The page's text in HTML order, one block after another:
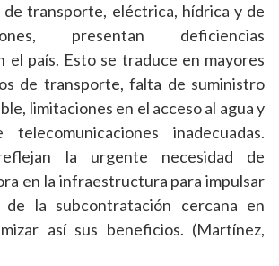
transporte, eléctrica, hídrica y de
presentan deficiencias
el país. Esto se traduce en mayores
de transporte, falta de suministro
limitaciones en el acceso al agua y
telecomunicaciones inadecuadas.
la urgente necesidad de
en la infraestructura para impulsar
la subcontratación cercana en
así sus beneficios. (Martínez,